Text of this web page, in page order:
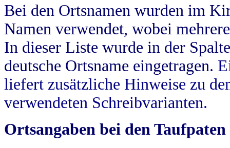
Bei den Ortsnamen wurden im
Namen verwendet, wobei
In dieser Liste wurde in der
deutsche Ortsname eingetragen.
liefert zusätzliche Hinweise zu
verwendeten Schreibvarianten.
Ortsangaben bei den Taufpaten